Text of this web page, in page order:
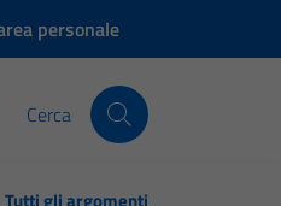
personale
Cerca